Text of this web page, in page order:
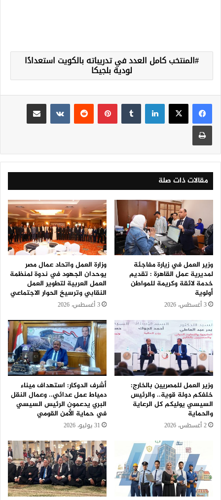
المنتخب كامل العدد في تدريباته بالكويت استعدادًا
لودية بلجيكا
لينكدإن بينتيريست
مقالات ذات صلة
وزير العمل في زيارة مفاجئة
لمديرية عمل القاهرة : تقديم
خدمة لائقة وكريمة للمواطن
أولوية
3 أغسطس، 2026
وزارة العمل واتحاد عمال مصر
يوحدان الجهود في ندوة لمنظمة
العمل العربية لتطوير العمل
النقابي وترسيخ الحوار الاجتماعي
3 أغسطس، 2026
وزير العمل للمصريين بالخارج:
خلفكم دولة قوية.. والرئيس
السيسي يوليكم كل الرعاية
والحماية
2 أغسطس، 2026
أشرف الدوكار: استهداف ميناء
دمياط عمل عدائي.. وعمال النقل
البري يدعمون الرئيس السيسي
في حماية الأمن القومي
31 يوليو، 2026